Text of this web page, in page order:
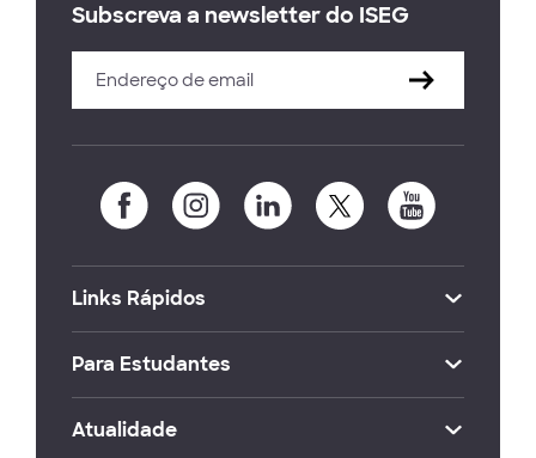
Subscreva a newsletter do ISEG
Links Rápidos
Para Estudantes
Atualidade